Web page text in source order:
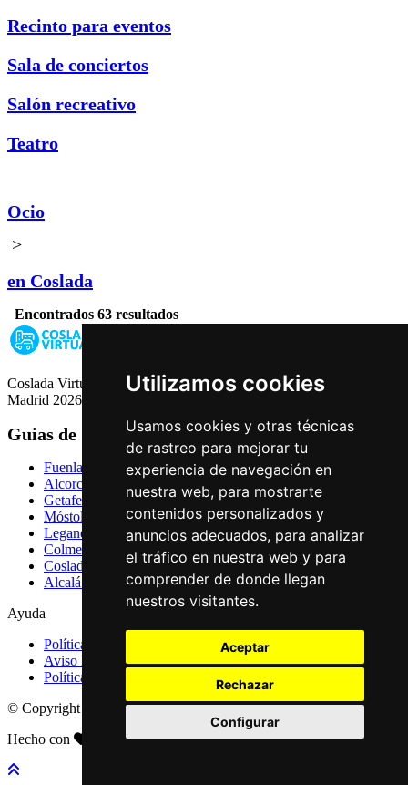
Utilizamos cookies
Usamos cookies y otras técnicas
de rastreo para mejorar tu
experiencia de navegación en
nuestra web, para mostrarte
contenidos personalizados y
anuncios adecuados, para analizar
el tráfico en nuestra web y para
comprender de donde llegan
nuestros visitantes.
Aceptar
Rechazar
Configurar
Recinto para eventos
Sala de conciertos
Salón recreativo
Teatro
Ocio
>
en Coslada
Encontrados 63 resultados
Coslada Virtual: Guia de Empresas, Ocio y Servicios de Coslada,
Madrid 2026
Guias de Ciudades
Fuenlabrada
Alcorcón
Getafe
Móstoles
Leganés
Colmenar Viejo
Coslada
Alcalá de Henares
Ayuda
Política de Privacidad
Aviso Legal
Política de Cookies
© Copyright 2026 Palike Networks, S.L.U.
Hecho con
en Coslada